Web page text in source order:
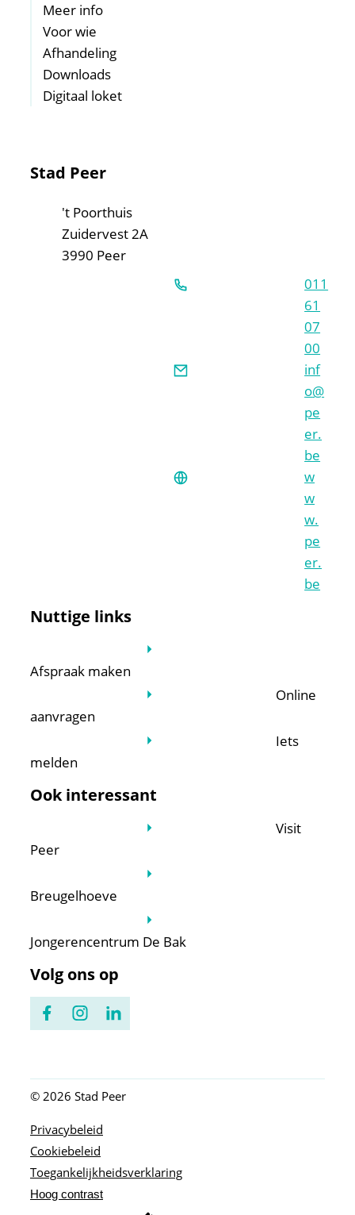
Meer info
Voor wie
Afhandeling
Downloads
Digitaal loket
Contact & openingsuren
Stad Peer
Adres't Poorthuis
Zuidervest 2A
,3990 Peer
011
61
07
00
inf
o@
pe
er.
be
w
w
w.
pe
er.
be
Nuttige links
Afspraak maken
Online
aanvragen
Iets
melden
Ook interessant
Visit
Peer
Breugelhoeve
Jongerencentrum De Bak
Volg ons op
FacebookInstagramLinkedIn
© 2026 Stad Peer
Privacybeleid
Cookiebeleid
Toegankelijkheidsverklaring
Hoog contrast